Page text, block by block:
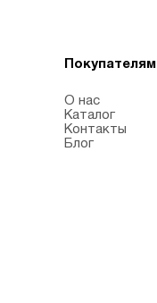
Покупателям
О нас
Каталог
Контакты
Блог